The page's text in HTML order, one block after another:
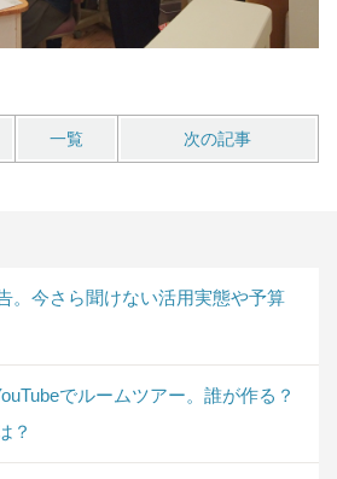
一覧 次の記事
。今さら聞けない活用実態や予算
でルームツアー。誰が作る？
？